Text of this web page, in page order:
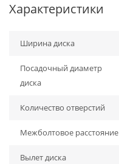
Характеристики
Ширина диска
Посадочный диаметр
диска
Количество отверстий
Межболтовое расстояние
Вылет диска